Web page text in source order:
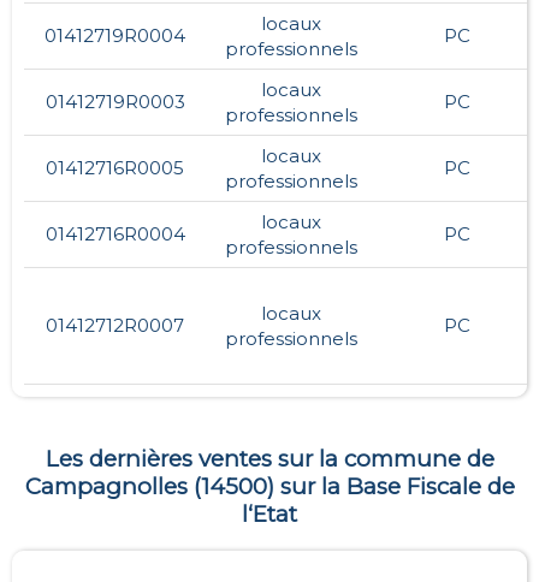
01412719R0004
locaux
professionnels
PC
01412719R0003
locaux
professionnels
PC
01412716R0005
locaux
professionnels
PC
01412716R0004
locaux
professionnels
PC
01412712R0007
locaux
professionnels
PC
Les dernières ventes sur la commune de
Campagnolles(14500) sur la Base Fiscale de
l‘Etat